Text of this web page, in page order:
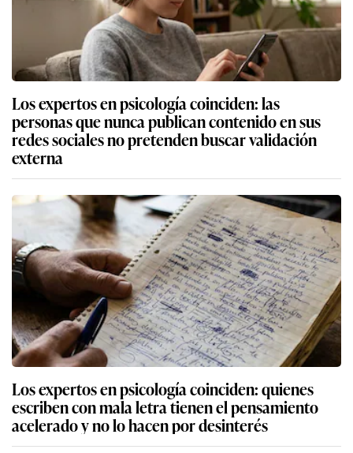
Los expertos en psicología coinciden: las
personas que nunca publican contenido en sus
redes sociales no pretenden buscar validación
externa
Los expertos en psicología coinciden: quienes
escriben con mala letra tienen el pensamiento
acelerado y no lo hacen por desinterés